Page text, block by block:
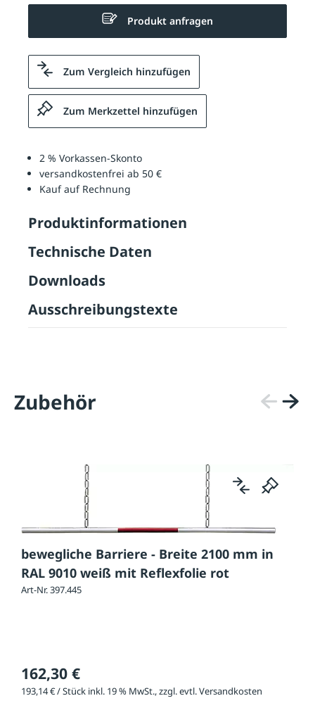
Produkt anfragen
Zum Vergleich hinzufügen
Zum Merkzettel hinzufügen
2 % Vorkassen-Skonto
versandkostenfrei ab 50 €
Kauf auf Rechnung
Produktinformationen
Technische Daten
Downloads
Ausschreibungstexte
Zubehör
bewegliche Barriere - Breite 2100 mm in
RAL 9010 weiß mit Reflexfolie rot
Art-Nr. 397.445
162,30 €
193,14 € / Stück inkl. 19 % MwSt., zzgl. evtl. Versandkosten